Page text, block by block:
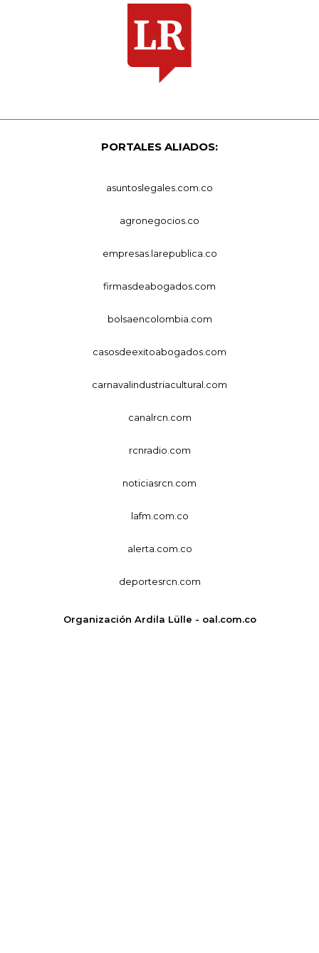
PORTALES ALIADOS:
asuntoslegales.com.co
agronegocios.co
empresas.larepublica.co
firmasdeabogados.com
bolsaencolombia.com
casosdeexitoabogados.com
carnavalindustriacultural.com
canalrcn.com
rcnradio.com
noticiasrcn.com
lafm.com.co
alerta.com.co
deportesrcn.com
Organización Ardila Lülle - oal.com.co